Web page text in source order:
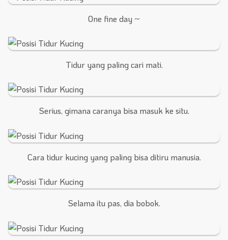
One fine day ~
Tidur yang paling cari mati.
Serius, gimana caranya bisa masuk ke situ.
Cara tidur kucing yang paling bisa ditiru manusia.
Selama itu pas, dia bobok.